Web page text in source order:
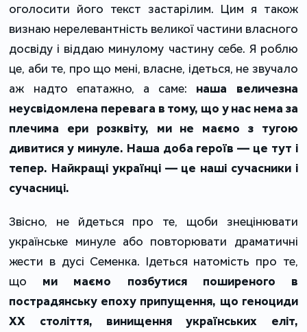
оголосити його текст застарілим. Цим я також
визнаю нерелевантність великої частини власного
досвіду і віддаю минулому частину себе. Я роблю
це, аби те, про що мені, власне, ідеться, не звучало
аж надто епатажно, а саме: наша величезна
неусвідомлена перевага в тому, що у нас нема за
плечима ери розквіту, ми не маємо з тугою
дивитися у минуле. Наша доба героїв — це тут і
тепер. Найкращі українці — це наші сучасники і
сучасниці.
Звісно, не йдеться про те, щоби знецінювати
українське минуле або повторювати драматичні
жести в дусі Семенка. Ідеться натомість про те,
що ми маємо позбутися поширеного в
пострадянську епоху припущення, що геноциди
ХХ століття, винищення українських еліт,